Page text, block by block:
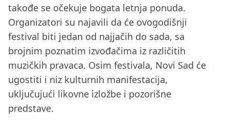
takođe se očekuje bogata letnja ponuda.
Organizatori su najavili da će ovogodišnji
festival biti jedan od najjačih do sada, sa
brojnim poznatim izvođačima iz različitih
muzičkih pravaca. Osim festivala, Novi Sad će
ugostiti i niz kulturnih manifestacija,
uključujući likovne izložbe i pozorišne
predstave.